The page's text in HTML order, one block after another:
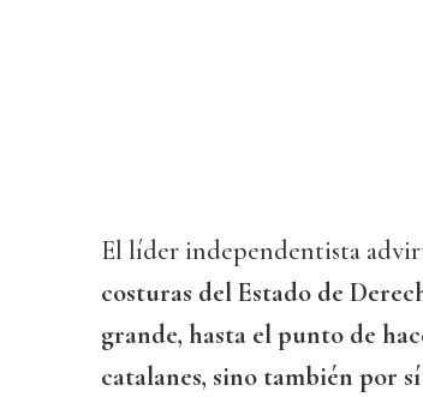
El líder independentista
costuras del Estado de
grande, hasta el punto de
catalanes, sino también por sí